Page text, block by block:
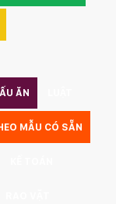
ĂN
MẪU CÓ SẴN